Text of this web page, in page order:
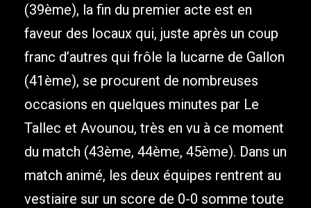
(39ème), la fin du premier acte est en
faveur des locaux qui, juste après un coup
franc d’autres qui frôle la lucarne de Gallon
(41ème), se procurent de nombreuses
occasions en quelques minutes par Le
Tallec et Avounou, très en vu à ce moment
du match (43ème, 44ème, 45ème). Dans un
match animé, les deux équipes rentrent au
vestiaire sur un score de 0-0 somme toute